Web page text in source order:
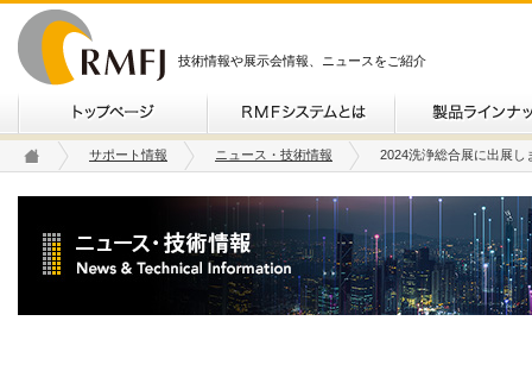
技術情報や展示会情報、ニュースをご紹介
サポート情報 ニュース・技術情報 2024洗浄総合展に出展し